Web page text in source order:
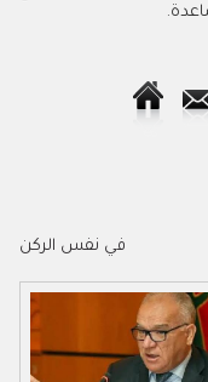
في نفس الركن